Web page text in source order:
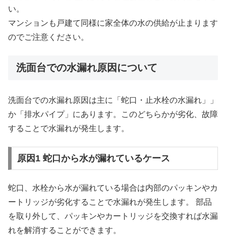
い。
マンションも戸建て同様に家全体の水の供給が止まります
のでご注意ください。
洗面台での水漏れ原因について
洗面台での水漏れ原因は主に「蛇口・止水栓の水漏れ」」
か「排水パイプ」にあります。このどちらかが劣化、故障
することで水漏れが発生します。
原因1 蛇口から水が漏れているケース
蛇口、水栓から水が漏れている場合は内部のパッキンやカ
ートリッジが劣化することで水漏れが発生します。 部品
を取り外して、パッキンやカートリッジを交換すれば水漏
れを解消することができます。